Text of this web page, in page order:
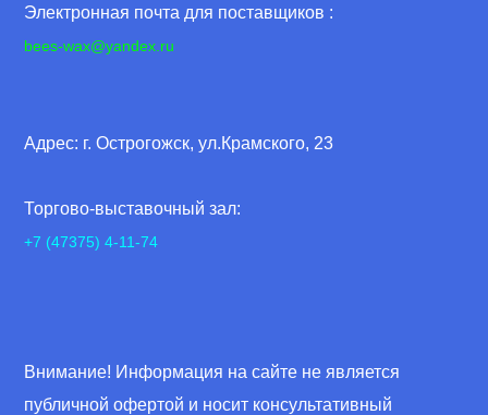
Электронная почта для поставщиков :
bees-wax@yandex.ru
Адрес: г. Острогожск, ул.Крамского, 23
Торгово-выставочный зал:
+7 (47375) 4-11-74
Внимание! Информация на сайте не является
публичной офертой и носит консультативный